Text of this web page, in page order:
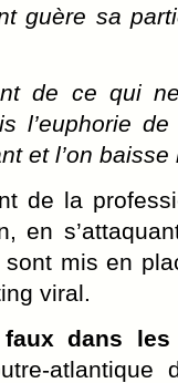
guère sa
de ce qui
l’euphorie
et l’on baisse
de la
en
sont mis en
viral.
dans les